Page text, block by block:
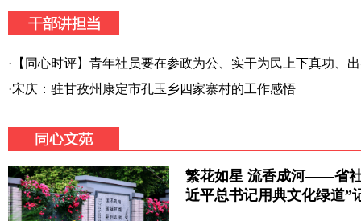
· 【同心时评】青年社员要在参政为公、实干为民上下真功、
·宋庆：驻甘孜州康定市孔玉乡四家寨村的工作感悟
繁花如星 流香成河——省
近平总书记用典文化绿道”